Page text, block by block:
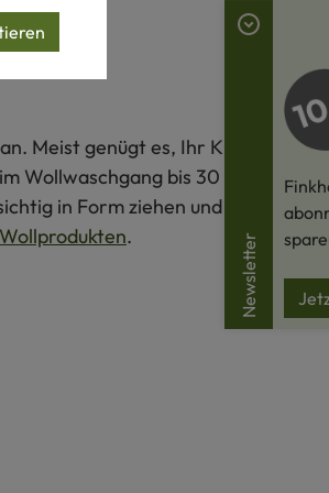
Meist genügt es, Ihr
bis 30 °C mit
in Form ziehen und flach auf
. Newsletter